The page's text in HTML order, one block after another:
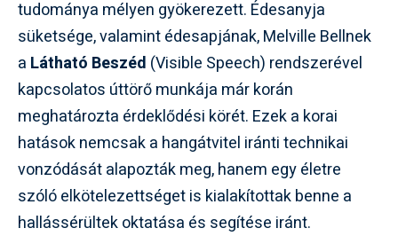
tudománya mélyen gyökerezett. Édesanyja
süketsége, valamint édesapjának, Melville Bellnek
a Látható Beszéd (Visible Speech) rendszerével
kapcsolatos úttörő munkája már korán
meghatározta érdeklődési körét. Ezek a korai
hatások nemcsak a hangátvitel iránti technikai
vonzódását alapozták meg, hanem egy életre
szóló elkötelezettséget is kialakítottak benne a
hallássérültek oktatása és segítése iránt.